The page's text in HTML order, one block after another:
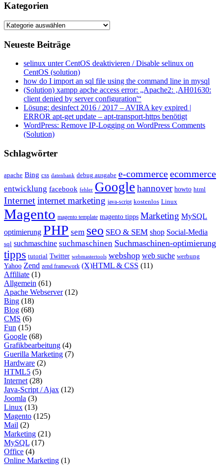
Kategorien
Kategorien
Neueste Beiträge
selinux unter CentOS deaktivieren / Disable selinux on
CentOS (solution)
how do I import an sql file using the command line in mysql
(Solution) xampp apche access error: „Apache2: ‚AH01630:
client denied by server configuration'“
Lösung: desinfect 2016 / 2017 – AVIRA key expired |
ERROR apt-get update – apt-transport-https benötigt
WordPress: Remove IP-Logging on WordPress Comments
(Solution)
Schlagwörter
apache Bing css datenbank debug ausgabe e-commerceecommerce
entwicklung facebook fehler Google hannover howto html
Internetinternet marketing java-script kostenlos Linux
Magento magento template magento tipps Marketing MySQL
optimierung PHP sem seo SEO & SEM shop Social-Media
sql suchmaschine suchmaschinen Suchmaschinen-optimierung
tipps tutorial Twitter webmastertools webshop web suche werbung
Yahoo Zend zend framework (X)HTML & CSS (11)
Affiliate (1)
Allgemein (61)
Apache Webserver(12)
Bing (18)
Blog (68)
CMS (6)
Fun (15)
Google (68)
Grafikbearbeitung (4)
Guerilla Marketing (7)
Hardware (2)
HTML5 (5)
Internet (28)
Java-Script / Ajax (12)
Joomla (3)
Linux (13)
Magento (125)
Mail (2)
Marketing (21)
MySQL (17)
Office (4)
Online Marketing (1)